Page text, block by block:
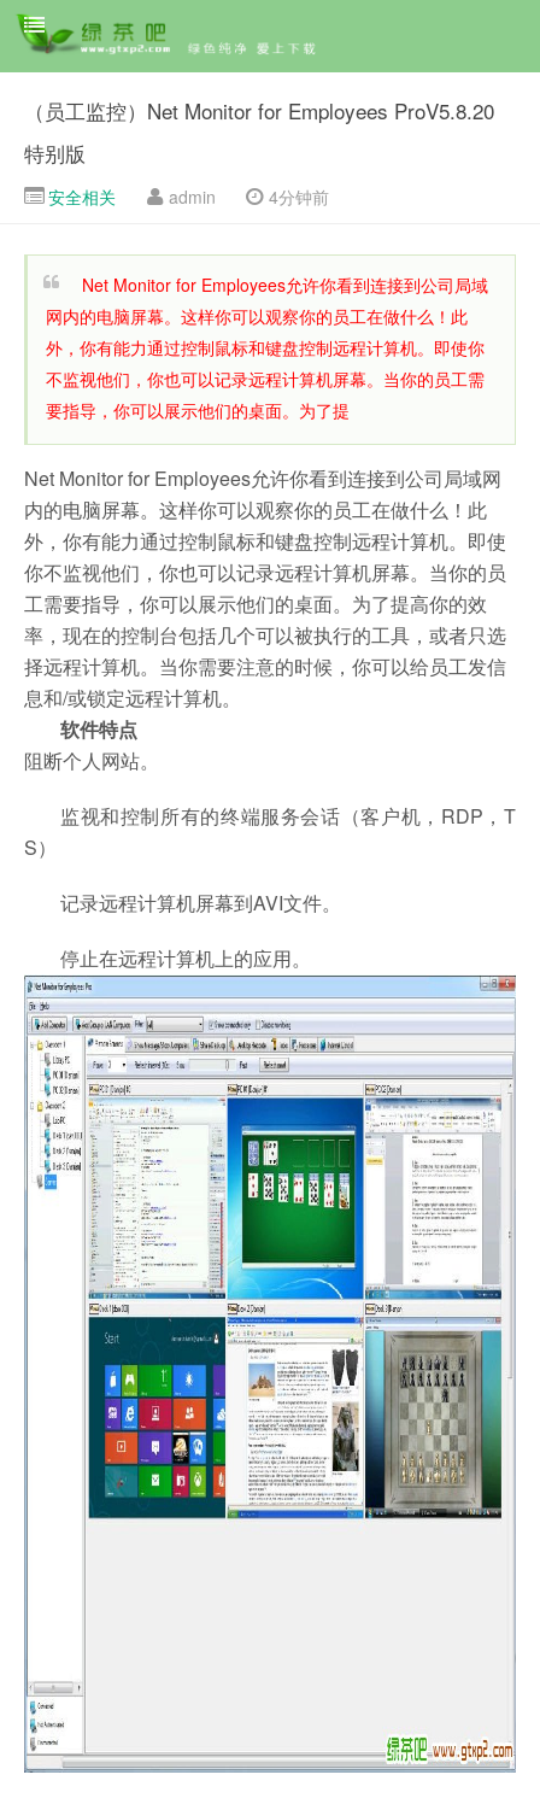
（员工监控）Net Monitor for Employees ProV5.8.20
特别版
安全相关 admin 4分钟前
Net Monitor for Employees允许你看到连接到公司局域
网内的电脑屏幕。这样你可以观察你的员工在做什么！此
外，你有能力通过控制鼠标和键盘控制远程计算机。即使你
不监视他们，你也可以记录远程计算机屏幕。当你的员工需
要指导，你可以展示他们的桌面。为了提
Net Monitor for Employees允许你看到连接到公司局域网
内的电脑屏幕。这样你可以观察你的员工在做什么！此
外，你有能力通过控制鼠标和键盘控制远程计算机。即使
你不监视他们，你也可以记录远程计算机屏幕。当你的员
工需要指导，你可以展示他们的桌面。为了提高你的效
率，现在的控制台包括几个可以被执行的工具，或者只选
择远程计算机。当你需要注意的时候，你可以给员工发信
息和/或锁定远程计算机。
软件特点
阻断个人网站。
监视和控制所有的终端服务会话（客户机，RDP，T
S）
记录远程计算机屏幕到AVI文件。
停止在远程计算机上的应用。